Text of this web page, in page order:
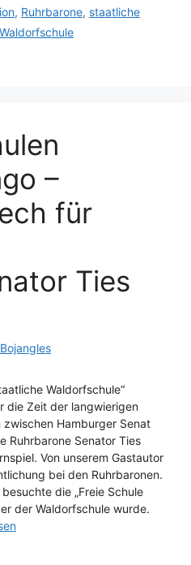
, Ruhrbarone, staatliche
Waldorfschule
–
für
Ties
Waldorfschule“
die Zeit der langwierigen
Hamburger Senat
Ruhrbarone Senator Ties
Von unserem Gastautor
bei den Ruhrbaronen.
die „Freie Schule
der Waldorfschule wurde.